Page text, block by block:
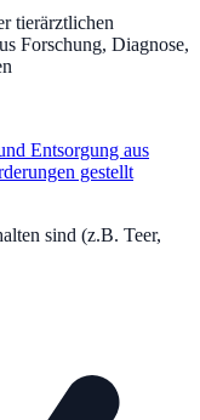
tierärztlichen
Forschung, Diagnose,
Entsorgung aus
gestellt
sind (z.B. Teer,